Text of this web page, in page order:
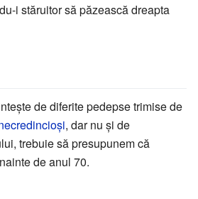
i stăruitor să păzească dreapta
de diferite pedepse trimise de
, dar nu şi de
trebuie să presupunem că
de anul 70.